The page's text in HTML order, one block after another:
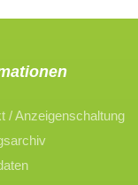
/ Anzeigenschaltung